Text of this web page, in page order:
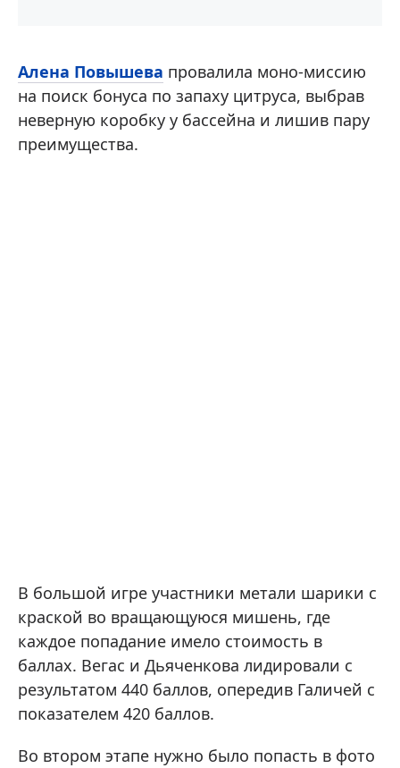
Алена Повышева провалила моно-миссию
на поиск бонуса по запаху цитруса, выбрав
неверную коробку у бассейна и лишив пару
преимущества.
В большой игре участники метали шарики с
краской во вращающуюся мишень, где
каждое попадание имело стоимость в
баллах. Вегас и Дьяченкова лидировали с
результатом 440 баллов, опередив Галичей с
показателем 420 баллов.
Во втором этапе нужно было попасть в фото